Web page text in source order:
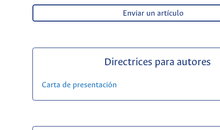
Enviar un artículo
Directrices para autores
Carta de presentación